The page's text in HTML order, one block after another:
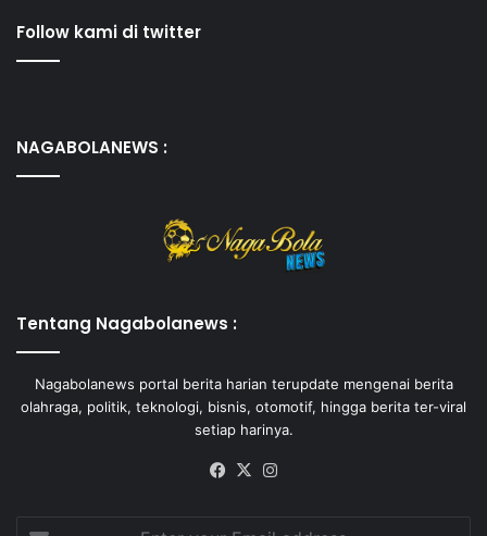
Follow kami di twitter
NAGABOLANEWS :
Tentang Nagabolanews :
Nagabolanews portal berita harian terupdate mengenai berita
olahraga, politik, teknologi, bisnis, otomotif, hingga berita ter-viral
setiap harinya.
Facebook
X
Enter